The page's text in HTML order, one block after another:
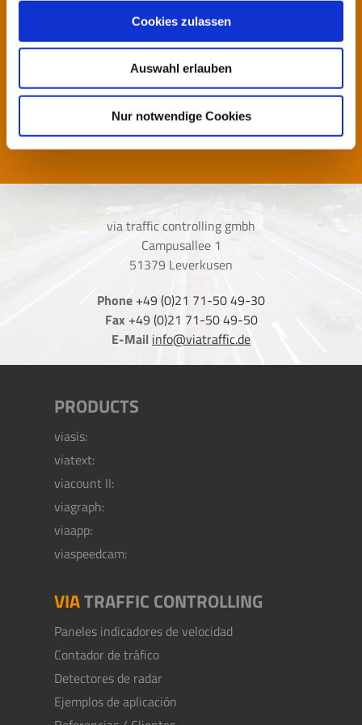
Cookies zulassen
Auswahl erlauben
Nur notwendige Cookies
Do you have any questions?
SEND US A MESSAGE
via traffic controlling gmbh
Campusallee 1
51379 Leverkusen
Phone +49 (0)21 71-50 49-30
Fax +49 (0)21 71-50 49-50
E-Mail info@viatraffic.de
PRODUCTS
viasis:
viatext:
viacount II:
viagraph:
viaapp:
viaspeedcam:
VIATRAFFIC CONTROLLING
Paneles indicadores de velocidad
Contador de tráfico
Detectores de radar
Ejemplos de aplicación